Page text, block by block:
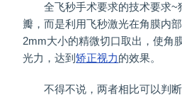
全飞秒手术要求的技术要求~
瓣，而是利用飞秒激光在角膜内
2mm大小的精微切口取出，使角
光力，达到矫正视力的效果。
不得不说，两者相比可以判断